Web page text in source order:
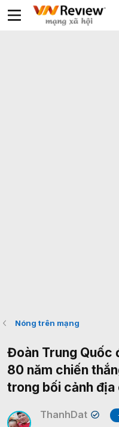
Nóng trên mạng
Đoàn Trung Quốc
80 năm chiến
trong bối cảnh địa
ThanhDat ✔